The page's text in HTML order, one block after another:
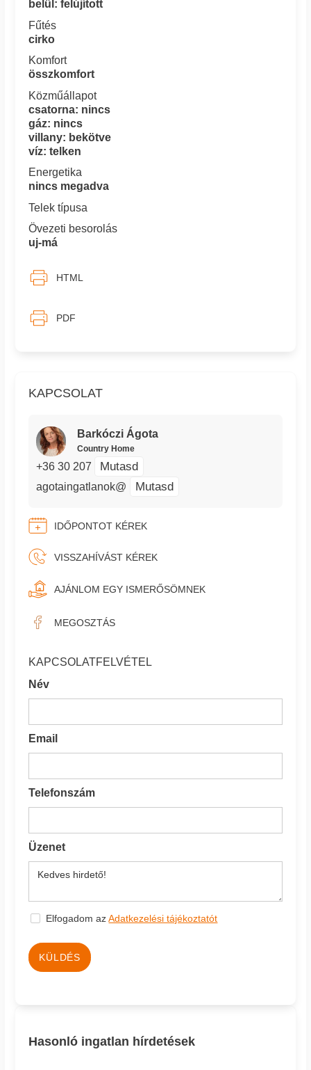
KAPCSOLAT
Barkóczi Ágota
Country Home
+36 30 207 Mutasd
agotaingatlanok@ Mutasd
IDŐPONTOT KÉREK
VISSZAHÍVÁST KÉREK
AJÁNLOM EGY ISMERŐSÖMNEK
MEGOSZTÁS
KAPCSOLATFELVÉTEL
Név
Email
Telefonszám
Üzenet
Elfogadom azAdatkezelési tájékoztatót
KÜLDÉS
belül: felújított
Fűtés
cirko
Komfort
összkomfort
Közműállapot
csatorna: nincs
gáz: nincs
villany: bekötve
víz: telken
Energetika
nincs megadva
Telek típusa
Övezeti besorolás
uj-má
HTML
PDF
Hasonló ingatlan hírdetések